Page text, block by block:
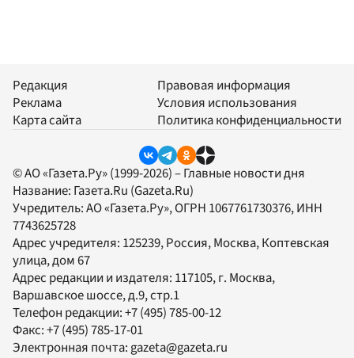
Редакция
Реклама
Карта сайта
Правовая информация
Условия использования
Политика конфиденциальности
© АО «Газета.Ру» (1999-2026) – Главные новости дня
Название: Газета.Ru (Gazeta.Ru)
Учредитель:АО «Газета.Ру», ОГРН 1067761730376, ИНН
7743625728
Адрес учредителя: 125239, Россия, Москва, Коптевская
улица, дом 67
Адрес редакции и издателя: 117105, г. Москва,
Варшавское шоссе, д.9, стр.1
Телефон редакции:+7 (495) 785-00-12
Факс:+7 (495) 785-17-01
Электронная почта: gazeta@gazeta.ru